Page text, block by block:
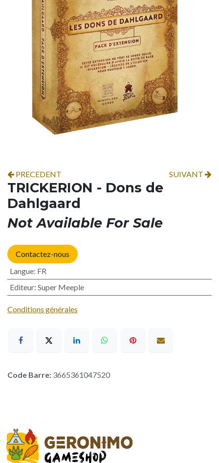
PRECEDENT SUIVANT
TRICKERION - Dons de
Dahlgaard
Not Available For Sale
Contactez-nous
Langue: FR
Editeur: Super Meeple
Conditions générales
Code Barre: 3665361047520